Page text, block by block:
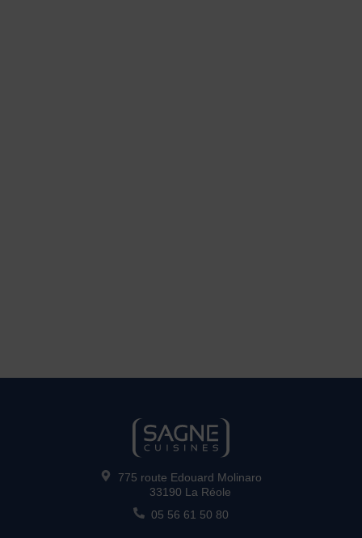
775 route Edouard Molinaro
33190 La Réole
05 56 61 50 80